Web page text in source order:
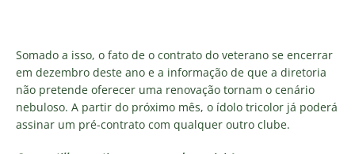
Somado a isso, o fato de o contrato do veterano se encerrar
em dezembro deste ano e a informação de que a diretoria
não pretende oferecer uma renovação tornam o cenário
nebuloso. A partir do próximo mês, o ídolo tricolor já poderá
assinar um pré-contrato com qualquer outro clube.